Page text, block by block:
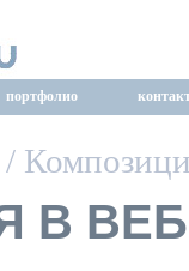
портфолио
/
В